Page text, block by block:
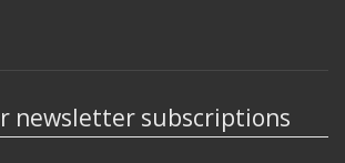
newsletter subscriptions